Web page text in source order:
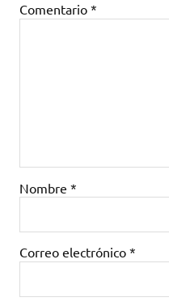
Comentario *
Nombre *
Correo electrónico *